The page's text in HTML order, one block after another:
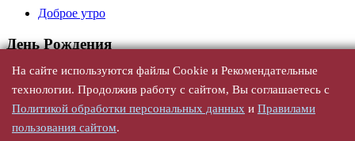
Доброе утро
День Рождения
Универсальные
С юбилеем
По годам
По именам, женщине
По именам, мужчине
На сайте используются файлы Cookie и Рекомендательные
технологии. Продолжив работу с сайтом, Вы соглашаетесь с
Политикой обработки персональных данных и Правилами
пользования сайтом.